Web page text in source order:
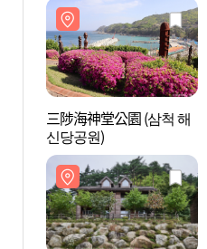
원))
三陟海神堂公園 (삼척 해
신당공원)